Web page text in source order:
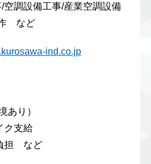
空調設備工事/産業空調設備
作 など
ind.co.jp
あり）
ク支給
担 など